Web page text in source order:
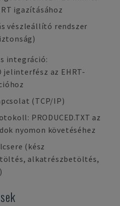
igazításához
vészleállító rendszer
integráció:
jelinterfész az EHRT-
(TCP/IP)
PRODUCED.TXT az
nyomon követéséhez
(kész
alkatrészbetöltés,